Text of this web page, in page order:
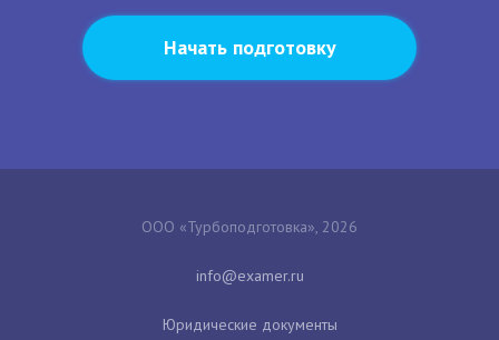
Начать подготовку
ООО «Турбоподготовка», 2026
Юридические документы